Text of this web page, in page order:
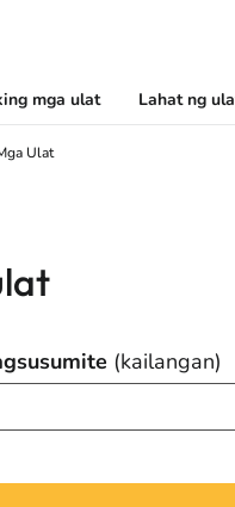
mga ulat Lahat ng
Ulat
(kailangan)